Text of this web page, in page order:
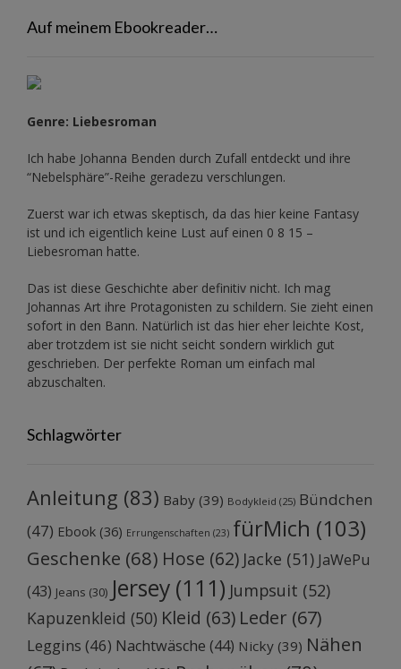
Auf meinem Ebookreader…
Genre: Liebesroman
Ich habe Johanna Benden durch Zufall entdeckt und ihre
“Nebelsphäre”-Reihe geradezu verschlungen.
Zuerst war ich etwas skeptisch, da das hier keine Fantasy
ist und ich eigentlich keine Lust auf einen 0 8 15 –
Liebesroman hatte.
Das ist diese Geschichte aber definitiv nicht. Ich mag
Johannas Art ihre Protagonisten zu schildern. Sie zieht einen
sofort in den Bann. Natürlich ist das hier eher leichte Kost,
aber trotzdem ist sie nicht seicht sondern wirklich gut
geschrieben. Der perfekte Roman um einfach mal
abzuschalten.
Schlagwörter
Anleitung (83) Baby (39) Bodykleid (25) Bündchen
(47) Ebook (36) Errungenschaften (23) fürMich (103)
Geschenke (68) Hose (62) Jacke (51) JaWePu
(43) Jeans (30) Jersey (111) Jumpsuit (52)
Kapuzenkleid (50) Kleid (63) Leder (67)
Leggins (46) Nachtwäsche (44) Nicky (39) Nähen